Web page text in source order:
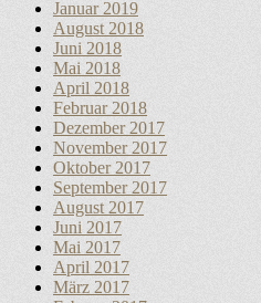
Januar 2019
August 2018
Juni 2018
Mai 2018
April 2018
Februar 2018
Dezember 2017
November 2017
Oktober 2017
September 2017
August 2017
Juni 2017
Mai 2017
April 2017
März 2017